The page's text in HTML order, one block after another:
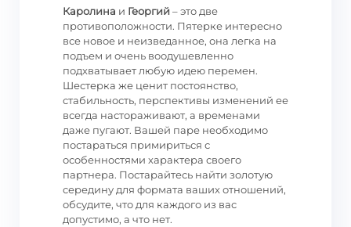
Каролина и Георгий– это две
противоположности. Пятерке интересно
все новое и неизведанное, она легка на
подъем и очень воодушевленно
подхватывает любую идею перемен.
Шестерка же ценит постоянство,
стабильность, перспективы изменений ее
всегда настораживают, а временами
даже пугают. Вашей паре необходимо
постараться примириться с
особенностями характера своего
партнера. Постарайтесь найти золотую
середину для формата ваших отношений,
обсудите, что для каждого из вас
допустимо, а что нет.